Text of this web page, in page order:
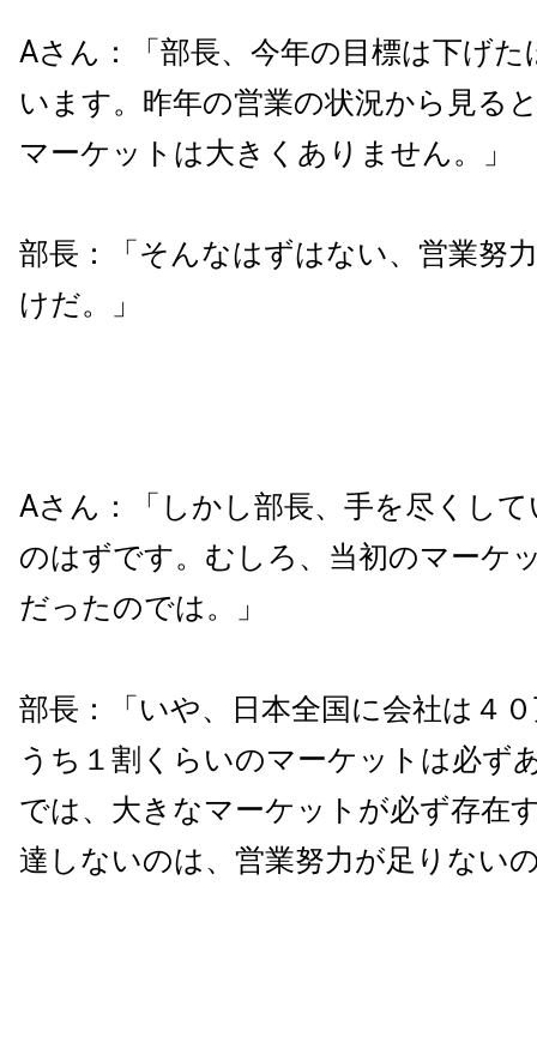
Aさん：「部長、今年の目標は下げ
います。昨年の営業の状況から見る
マーケットは大きくありません。」
部長：「そんなはずはない、営業努
けだ。」
Aさん：「しかし部長、手を尽くし
のはずです。むしろ、当初のマーケ
だったのでは。」
部長：「いや、日本全国に会社は４
うち１割くらいのマーケットは必ず
では、大きなマーケットが必ず存在
達しないのは、営業努力が足りない